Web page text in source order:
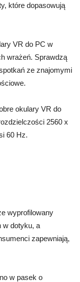
które dopasowują
VR do PC w
wrażeń. Sprawdzą
ze znajomymi
okulary VR do
2560 x
60 Hz.
wyprofilowany
w dotyku, a
zapewniają,
w pasek o